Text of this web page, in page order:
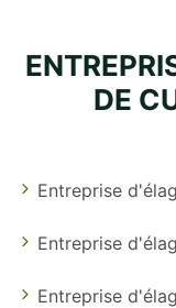
DE
Entreprise
Entreprise
Entreprise